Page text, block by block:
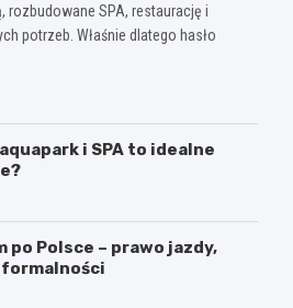
SPA, restaurację i
potrzeb. Właśnie dlatego hasło
i SPA to idealne
po Polsce – prawo jazdy,